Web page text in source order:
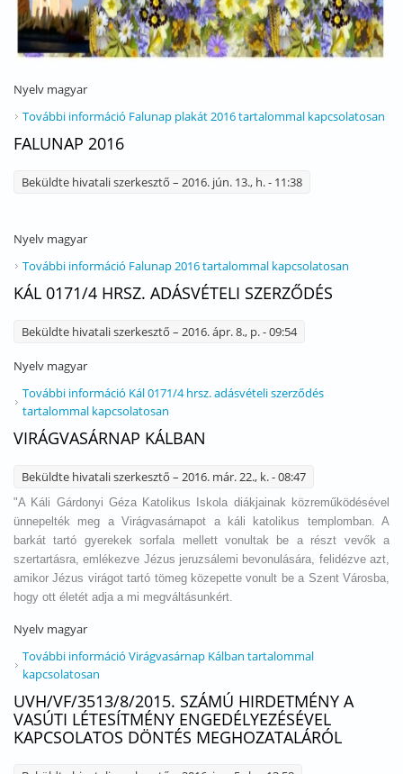
Nyelv magyar
További információ Falunap plakát 2016 tartalommal kapcsolatosan
FALUNAP 2016
Beküldte hivatali szerkesztő – 2016. jún. 13., h. - 11:38
Nyelv magyar
További információ Falunap 2016 tartalommal kapcsolatosan
KÁL 0171/4 HRSZ. ADÁSVÉTELI SZERZŐDÉS
Beküldte hivatali szerkesztő – 2016. ápr. 8., p. - 09:54
Nyelv magyar
További információ Kál 0171/4 hrsz. adásvételi szerződés
tartalommal kapcsolatosan
VIRÁGVASÁRNAP KÁLBAN
Beküldte hivatali szerkesztő – 2016. már. 22., k. - 08:47
"A Káli Gárdonyi Géza Katolikus Iskola diákjainak közreműködésével
ünnepelték meg a Virágvasárnapot a káli katolikus templomban. A
barkát tartó gyerekek sorfala mellett vonultak be a részt vevők a
szertartásra, emlékezve Jézus jeruzsálemi bevonulására, felidézve azt,
amikor Jézus virágot tartó tömeg közepette vonult be a Szent Városba,
hogy ott életét adja a mi megváltásunkért.
Nyelv magyar
További információ Virágvasárnap Kálban tartalommal
kapcsolatosan
UVH/VF/3513/8/2015. SZÁMÚ HIRDETMÉNY A
VASÚTI LÉTESÍTMÉNY ENGEDÉLYEZÉSÉVEL
KAPCSOLATOS DÖNTÉS MEGHOZATALÁRÓL